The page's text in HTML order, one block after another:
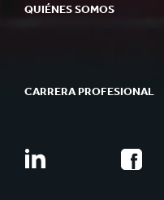
QUIÉNES SOMOS
CARRERA PROFESIONAL